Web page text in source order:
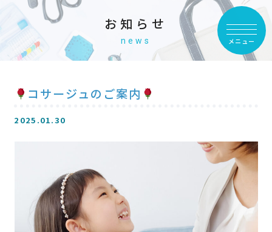
メニュー
お知らせ
news
コサージュのご案内
2025.01.30